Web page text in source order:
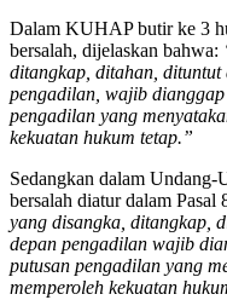
Dalam KUHAP butir ke 3
bersalah, dijelaskan bahwa:
ditangkap, ditahan,
pengadilan, wajib
pengadilan yang
kekuatan hukum tetap.”
Sedangkan dalam Undang-
bersalah diatur dalam
yang disangka, ditangkap,
depan pengadilan wajib
putusan pengadilan yang
memperoleh kekuatan